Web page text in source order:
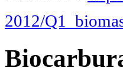
2012/